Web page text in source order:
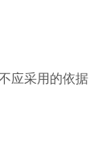
应采用的依据